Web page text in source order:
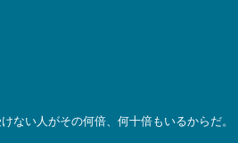
ない人がその何倍、何十倍もいるからだ。